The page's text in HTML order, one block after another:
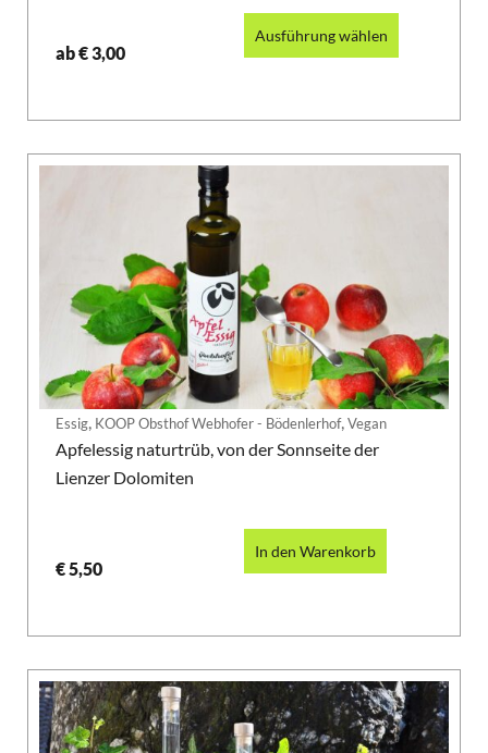
ab€3,00
Ausführung wählen
Essig, KOOP Obsthof Webhofer - Bödenlerhof,Vegan
Apfelessig naturtrüb, von der Sonnseite der
Lienzer Dolomiten
€ 5,50
In den Warenkorb